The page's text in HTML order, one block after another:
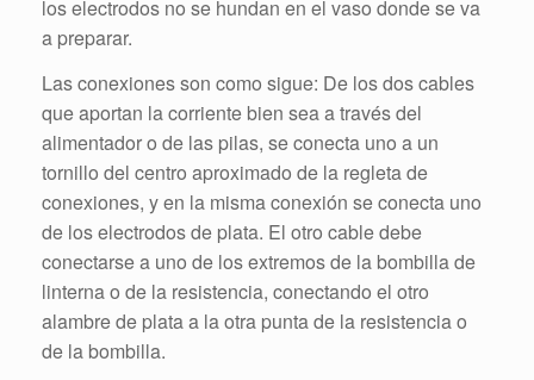
los electrodos no se hundan en el vaso donde se va
a preparar.
Las conexiones son como sigue: De los dos cables
que aportan la corriente bien sea a través del
alimentador o de las pilas, se conecta uno a un
tornillo del centro aproximado de la regleta de
conexiones, y en la misma conexión se conecta uno
de los electrodos de plata. El otro cable debe
conectarse a uno de los extremos de la bombilla de
linterna o de la resistencia, conectando el otro
alambre de plata a la otra punta de la resistencia o
de la bombilla.